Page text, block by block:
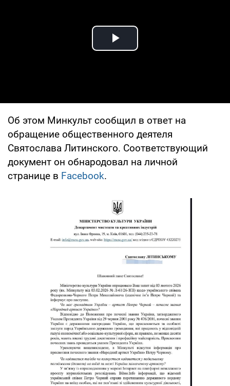
Play Video
Об этом Минкульт сообщил в ответ на
обращение общественного деятеля
Святослава Литинского. Соответствующий
документ он обнародовал на личной
странице в Facebook.